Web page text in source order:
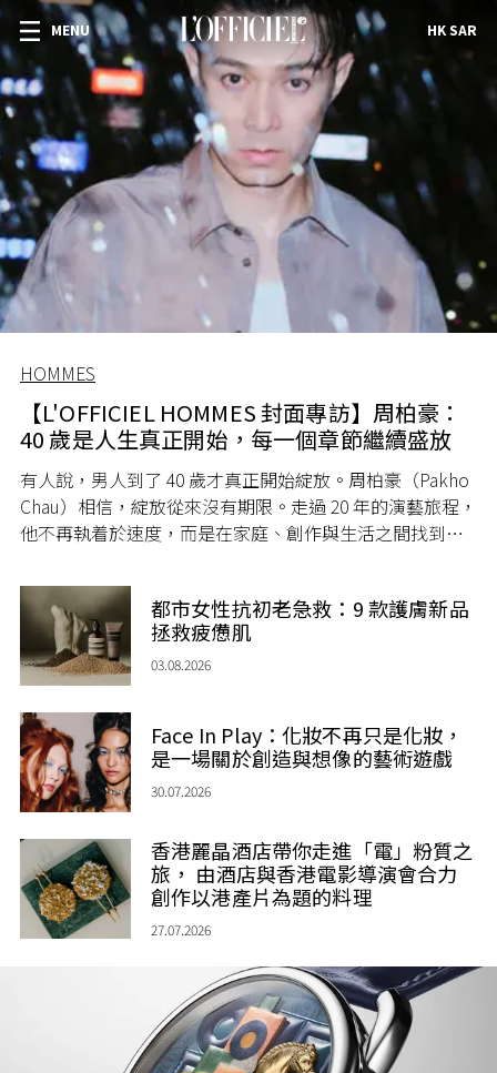
MENU HK SAR
HOMMES
【L'OFFICIEL HOMMES 封面專訪】周柏豪：
40 歲是人生真正開始，每一個章節繼續盛放
有人說，男人到了 40 歲才真正開始綻放。周柏豪（Pakho
Chau）相信，綻放從來沒有期限。走過 20 年的演藝旅程，
他不再執着於速度，而是在家庭、創作與生活之間找到屬
都市女性抗初老急救：9 款護膚新品
拯救疲憊肌
03.08.2026
Face In Play：化妝不再只是化妝，
是一場關於創造與想像的藝術遊戲
30.07.2026
香港麗晶酒店帶你走進「電」粉質之
旅， 由酒店與香港電影導演會合力
創作以港產片為題的料理
27.07.2026